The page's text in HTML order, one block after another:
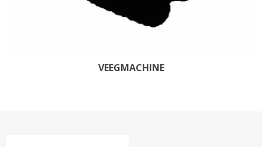
VEEGMACHINE